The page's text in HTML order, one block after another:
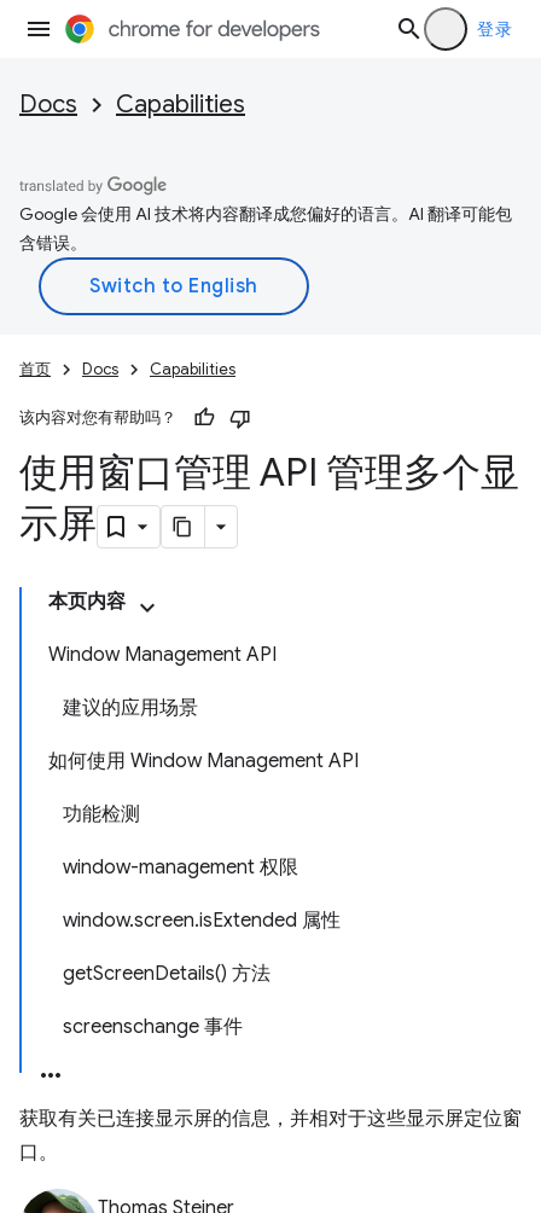
登录
Docs Capabilities
Google 会使用 AI 技术将内容翻译成您偏好的语言。AI 翻译可能包
含错误。
首页 Docs Capabilities
该内容对您有帮助吗？
使用窗口管理 API 管理多个显
示屏
本页内容
Window Management API
建议的应用场景
如何使用 Window Management API
功能检测
window-management 权限
window.screen.isExtended 属性
getScreenDetails() 方法
screenschange 事件
获取有关已连接显示屏的信息，并相对于这些显示屏定位窗
口。
Thomas Steiner